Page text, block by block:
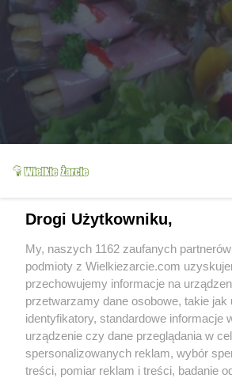
Slajd 10/11
Drogi Użytkowniku,
My, naszych 1162 zaufanych
podmioty z Wielkiezarcie.com
przechowujemy informacje na
przetwarzamy dane osobowe, takie jak
identyfikatory, standardowe informacje
urządzenie czy dane przeglądania w
spersonalizowanych reklam, wybór
treści, pomiar reklam i treści, badanie